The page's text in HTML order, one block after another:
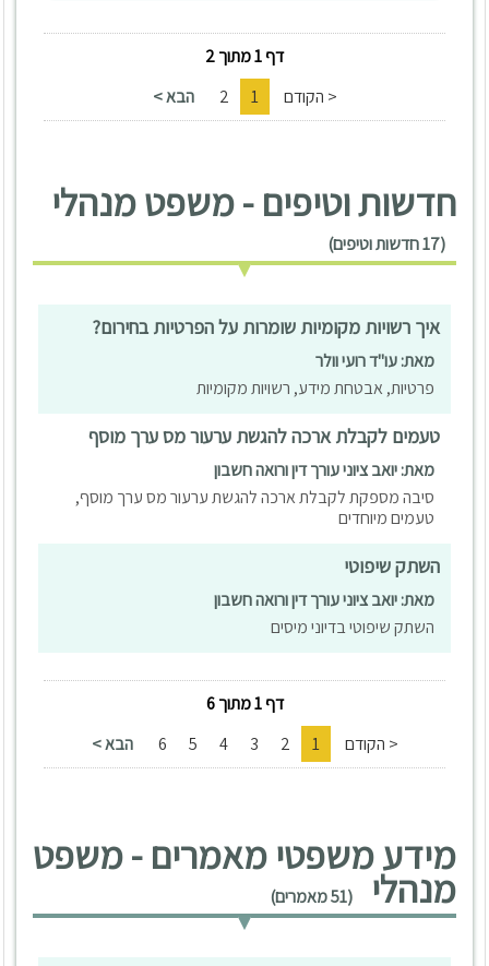
דף 1 מתוך 2
< הקודם
1
2 הבא >
חדשות וטיפים - משפט מנהלי
(17 חדשות וטיפים)
איך רשויות מקומיות שומרות על הפרטיות בחירום?
מאת: עו"ד רועי וולר
פרטיות, אבטחת מידע, רשויות מקומיות
טעמים לקבלת ארכה להגשת ערעור מס ערך מוסף
מאת: יואב ציוני עורך דין ורואה חשבון
סיבה מספקת לקבלת ארכה להגשת ערעור מס ערך מוסף,
טעמים מיוחדים
השתק שיפוטי
מאת: יואב ציוני עורך דין ורואה חשבון
השתק שיפוטי בדיוני מיסים
דף 1 מתוך 6
< הקודם
1
2
3
4
5
6 הבא >
מידע משפטי מאמרים - משפט
מנהלי (51 מאמרים)